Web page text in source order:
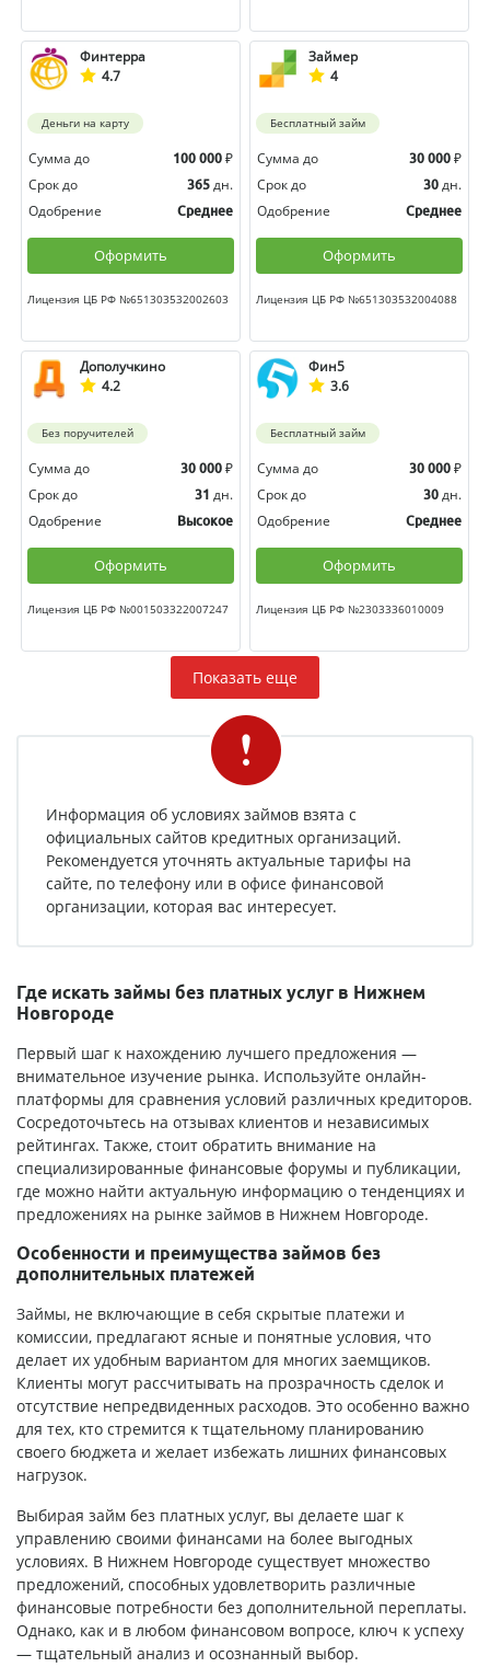
Финтерра
4.7
Деньги на карту
Сумма до 100 000 ₽
Срок до
365 дн.
Одобрение
Среднее
Оформить
Лицензия ЦБ РФ №651303532002603
Займер
4
Бесплатный займ
Сумма до 30 000 ₽
Срок до
30 дн.
Одобрение
Среднее
Оформить
Лицензия ЦБ РФ №651303532004088
Дополучкино
4.2
Без поручителей
Сумма до 30 000 ₽
Срок до
31 дн.
Одобрение
Высокое
Оформить
Лицензия ЦБ РФ №001503322007247
Фин5
3.6
Бесплатный займ
Сумма до 30 000 ₽
Срок до
30 дн.
Одобрение
Среднее
Оформить
Лицензия ЦБ РФ №2303336010009
Показать еще
Информация об условиях займов взята с
официальных сайтов кредитных организаций.
Рекомендуется уточнять актуальные тарифы на
сайте, по телефону или в офисе финансовой
организации, которая вас интересует.
Где искать займы без платных услуг в Нижнем
Новгороде
Первый шаг к нахождению лучшего предложения —
внимательное изучение рынка. Используйте онлайн-
платформы для сравнения условий различных кредиторов.
Сосредоточьтесь на отзывах клиентов и независимых
рейтингах. Также, стоит обратить внимание на
специализированные финансовые форумы и публикации,
где можно найти актуальную информацию о тенденциях и
предложениях на рынке займов в Нижнем Новгороде.
Особенности и преимущества займов без
дополнительных платежей
Займы, не включающие в себя скрытые платежи и
комиссии, предлагают ясные и понятные условия, что
делает их удобным вариантом для многих заемщиков.
Клиенты могут рассчитывать на прозрачность сделок и
отсутствие непредвиденных расходов. Это особенно важно
для тех, кто стремится к тщательному планированию
своего бюджета и желает избежать лишних финансовых
нагрузок.
Выбирая займ без платных услуг, вы делаете шаг к
управлению своими финансами на более выгодных
условиях. В Нижнем Новгороде существует множество
предложений, способных удовлетворить различные
финансовые потребности без дополнительной переплаты.
Однако, как и в любом финансовом вопросе, ключ к успеху
— тщательный анализ и осознанный выбор.